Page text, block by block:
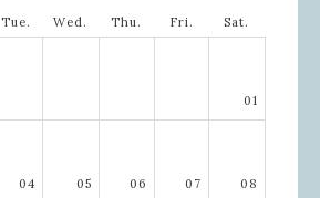
Tue. Wed. Thu. Fri. Sat.
01
04 05 06 07 08